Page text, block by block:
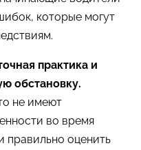
которые могут
практика и
обстановку.
не имеют
во время
правильно оценить